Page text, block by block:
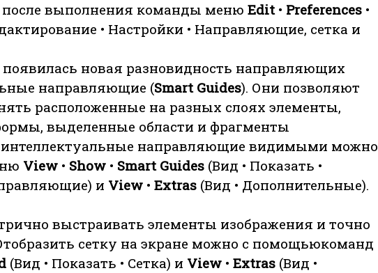
выполнения команды меню Edit• Preferences •
• Настройки • Направляющие, сетка и
появилась новая разновидность направляющих
направляющие (Smart Guides). Они позволяют
расположенные на разных слоях элементы,
выделенные области и фрагменты
интеллектуальные направляющие видимыми можно
View • Show • Smart Guides (Вид • Показать •
и View • Extras (Вид • Дополнительные).
выстраивать элементы изображения и точно
сетку на экране можно с помощьюкоманд
(Вид • Показать • Сетка) и View • Extras (Вид •